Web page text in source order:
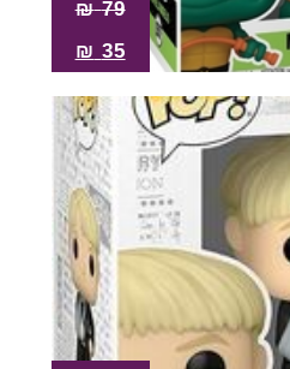
79
₪
35
₪